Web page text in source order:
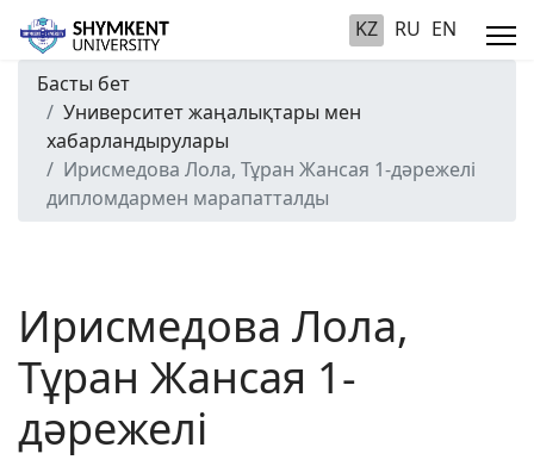
KZ RU EN
Басты бет
Университет жаңалықтары мен
хабарландырулары
Ирисмедова Лола, Тұран Жансая 1-дәрежелі
дипломдармен марапатталды
Ирисмедова Лола,
Тұран Жансая 1-
дәрежелі